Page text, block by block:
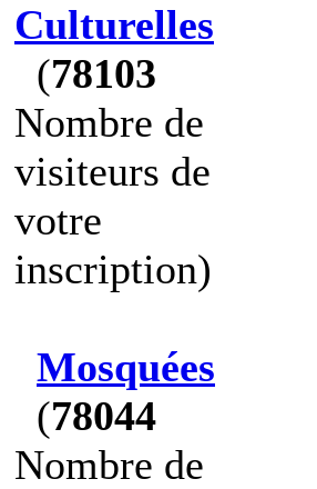
Culturelles
(78103
Nombre de
visiteurs de
votre
inscription)
Mosquées
(78044
Nombre de